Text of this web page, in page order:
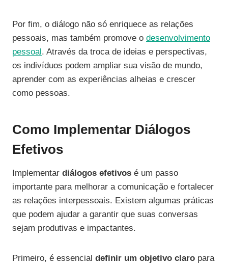
Por fim, o diálogo não só enriquece as relações
pessoais, mas também promove o desenvolvimento
pessoal . Através da troca de ideias e perspectivas,
os indivíduos podem ampliar sua visão de mundo,
aprender com as experiências alheias e crescer
como pessoas.
Como Implementar Diálogos
Efetivos
Implementar diálogos efetivos é um passo
importante para melhorar a comunicação e fortalecer
as relações interpessoais. Existem algumas práticas
que podem ajudar a garantir que suas conversas
sejam produtivas e impactantes.
Primeiro, é essencial definir um objetivo claro para